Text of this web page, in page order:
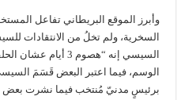
وأبرز الموقع البريطاني تفاعل
السخرية، ولم تخلُ من الانتقادات
السيسي إنه “هصوم 3
الوسم، فيما اعتبر البعض قَسَمَ
برئيسٍ مدنيّ مُنتخب فيما نشرت بعض